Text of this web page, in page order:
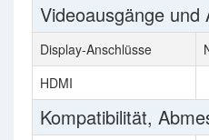
Videoausgänge und
Display-Anschlüsse
HDMI
Kompatibilität,